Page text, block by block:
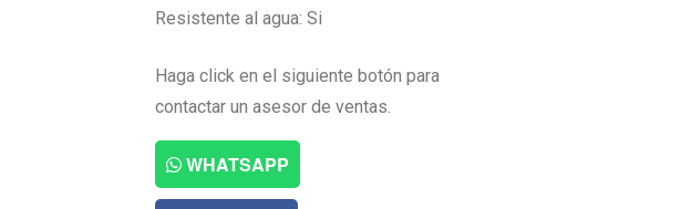
Resistente al agua: Si
Haga click en el siguiente botón para
contactar un asesor de ventas.
WHATSAPP